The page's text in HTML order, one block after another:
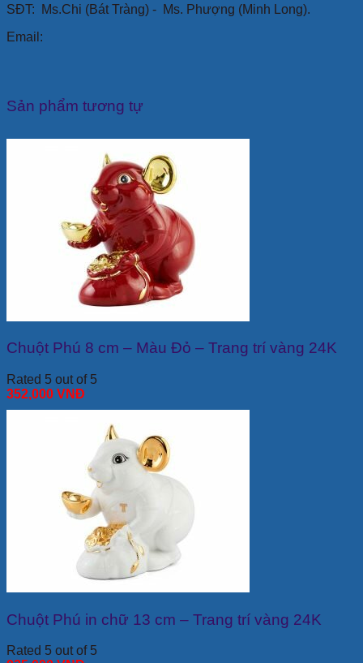
SĐT: Ms.Chi (Bát Tràng) - Ms. Phượng (Minh Long).
Email:
Sản phẩm tương tự
Chuột Phú 8 cm – Màu Đỏ – Trang trí vàng 24K
Rated 5 out of 5
352,000 VNĐ
Chuột Phú in chữ 13 cm – Trang trí vàng 24K
Rated 5 out of 5